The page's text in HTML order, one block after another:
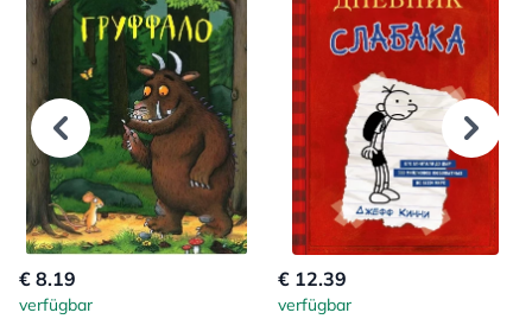
€ 8.19
verfügbar
€ 12.39
verfügbar